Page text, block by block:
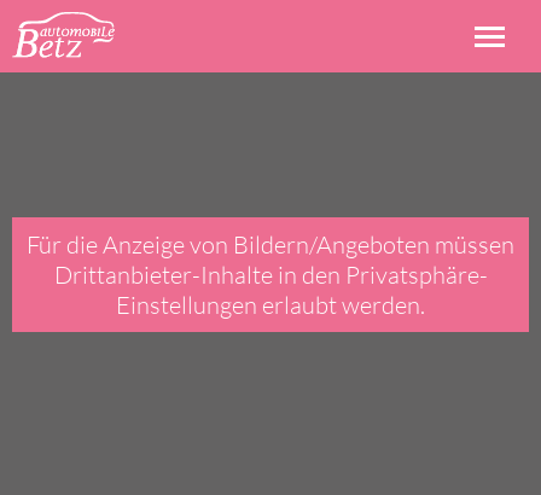
Für die Anzeige von Bildern/Angeboten müssen
Drittanbieter-Inhalte in den Privatsphäre-
Einstellungen erlaubt werden.